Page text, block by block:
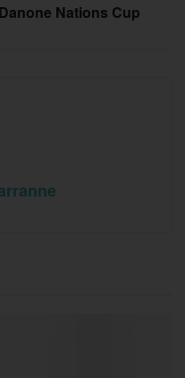
Nations Cup